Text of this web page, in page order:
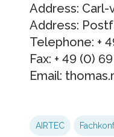
Address:
Address:
Telephone: +
Fax: + 49 (0)
Email:
AIRTEC